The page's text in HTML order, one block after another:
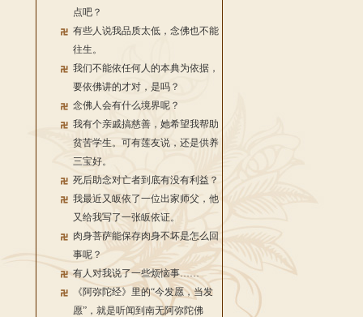
点吧？
有些人说我品质太低，念佛也不能
往生。
我们不能依任何人的本典为依据，
要依佛讲的才对，是吗？
念佛人会有什么境界呢？
我有个亲戚搞慈善，她希望我帮助
贫苦学生。可有莲友说，还是供养
三宝好。
死后助念对亡者到底有没有利益？
我最近又皈依了一位出家师父，他
又给我写了一张皈依证。
肉身菩萨能保存肉身不坏是怎么回
事呢？
有人对我说了一些烦恼事……
《阿弥陀经》里的“今发愿，当发
愿”，就是听闻到南无阿弥陀佛